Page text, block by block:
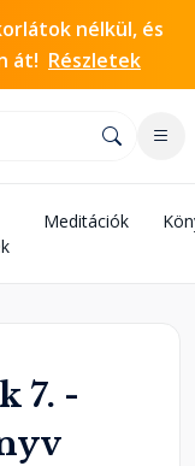
nélkül, és
át! Részletek
Meditációk
7. -